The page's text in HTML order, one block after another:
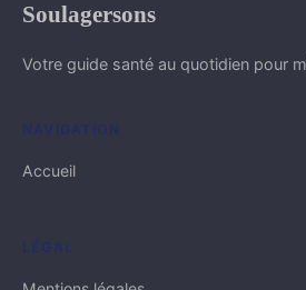
Soulagersons
Votre guide santé au quotidien pour
NAVIGATION
Accueil
LÉGAL